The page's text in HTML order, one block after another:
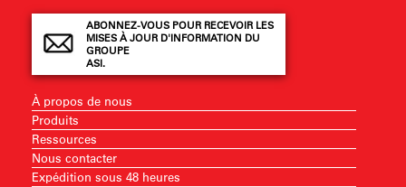
ABONNEZ-VOUS POUR RECEVOIR LES
MISES À JOUR D'INFORMATION DU
GROUPE
ASI.
À propos de nous
Produits
Ressources
Nous contacter
Expédition sous 48 heures